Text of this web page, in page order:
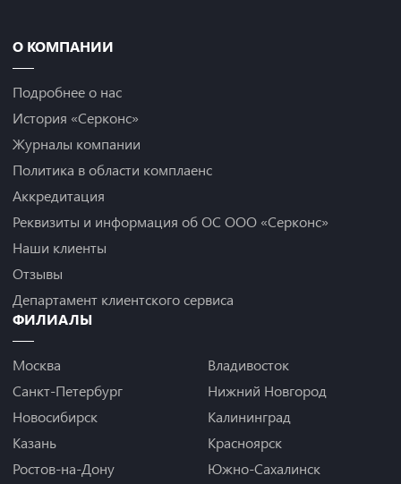
О КОМПАНИИ
Подробнее о нас
История «Серконс»
Журналы компании
Политика в области комплаенс
Аккредитация
Реквизиты и информация об ОС ООО «Серконс»
Наши клиенты
Отзывы
Департамент клиентского сервиса
ФИЛИАЛЫ
Москва
Санкт-Петербург
Новосибирск
Казань
Ростов-на-Дону
Владивосток
Нижний Новгород
Калининград
Красноярск
Южно-Сахалинск